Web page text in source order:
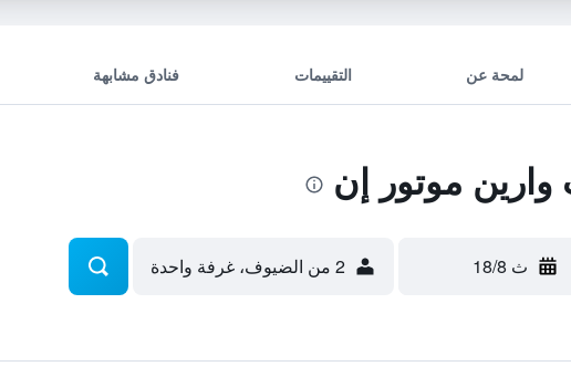
لمحة عن التقييمات فنادق مشابهة
موتور إن
ث 18/8 2 من الضيوف، غرفة واحدة